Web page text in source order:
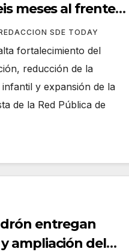
meses al frente
avances en
mental y Red
SDE TODAY
fortalecimiento del
reducción de la
y expansión de la
de la Red Pública de
entregan
ampliación del